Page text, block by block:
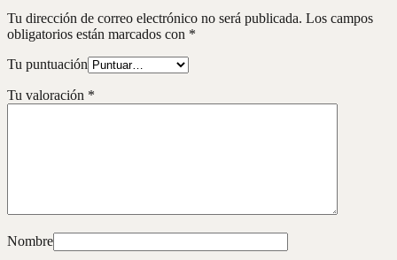
Tu dirección de correo electrónico no será publicada. Los campos
obligatorios están marcados con *
Tu puntuación
Tu valoración *
Nombre